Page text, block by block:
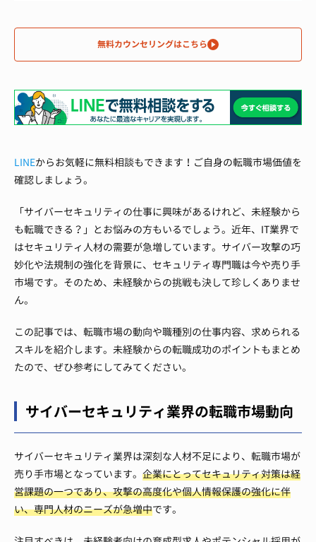
無料カウンセリングはこちら
LINEからお気軽に無料相談もできます！ご自身の転職市場価値を
確認しましょう。
「サイバーセキュリティの仕事に興味があるけれど、未経験から
も転職できる？」とお悩みの方もいるでしょう。近年、IT業界で
はセキュリティ人材の需要が急増しています。サイバー攻撃の巧
妙化や法規制の強化を背景に、セキュリティ専門職は今や売り手
市場です。そのため、未経験からの挑戦も決して珍しくありませ
ん。
この記事では、転職市場の動向や職種別の仕事内容、求められる
スキルを紹介します。未経験からの転職成功のポイントもまとめ
たので、ぜひ参考にしてみてください。
サイバーセキュリティ業界の転職市場動向
サイバーセキュリティ業界は深刻な人材不足により、転職市場が
売り手市場となっています。 企業にとってセキュリティ対策は経
営課題の一つであり、攻撃の高度化や個人情報保護の強化に伴
い、専門人材のニーズが急増中です。